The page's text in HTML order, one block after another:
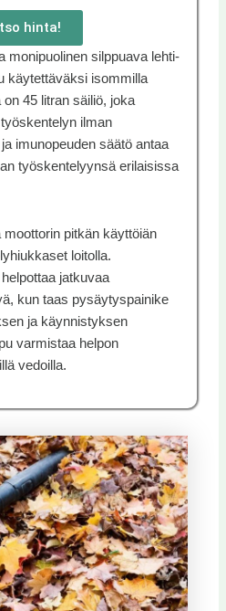
hinta!
monipuolinen silppuava lehti-
käytettäväksi isommilla
45 litran säiliö, joka
ilman
imunopeuden säätö antaa
työskentelyynsä erilaisissa
pitkän käyttöiän
loitolla.
jatkuvaa
kun taas pysäytyspainike
ja käynnistyksen
varmistaa helpon
vedoilla.